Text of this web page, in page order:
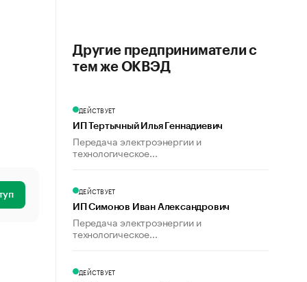
Другие предприниматели с
тем же ОКВЭД
ДЕЙСТВУЕТ
ИП Тертычный Илья Геннадиевич
Передача электроэнергии и
технологическое...
ДЕЙСТВУЕТ
ИП Симонов Иван Александрович
Передача электроэнергии и
технологическое...
ДЕЙСТВУЕТ